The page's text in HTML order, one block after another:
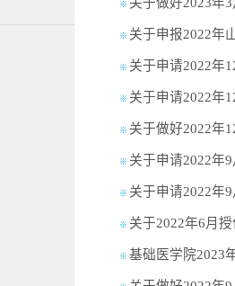
※
※ 关于申报2022年
※ 关于申请2022年
※ 关于申请2022年
※ 关于做好2022年
※ 关于申请2022年
※ 关于申请2022年
※ 关于2022年6月
※ 基础医学院2023